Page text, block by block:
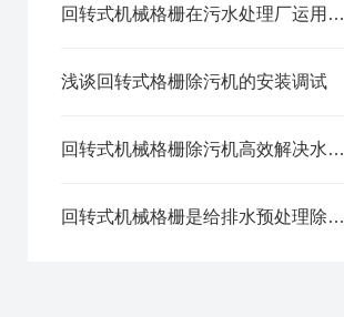
回转式机械格栅在污水处理厂运用有哪些功能?
浅谈回转式格栅除污机的安装调试
回转式机械格栅除污机高效解决水体污染问题
回转式机械格栅是给排水预处理除污成套设备产品之一